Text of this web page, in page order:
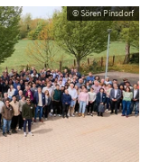
© Sören Pinsdorf